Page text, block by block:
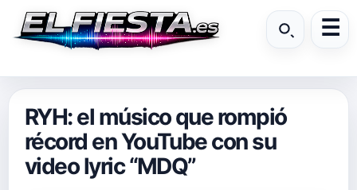
RYH: el músico que rompió
récord en YouTube con su
video lyric “MDQ”